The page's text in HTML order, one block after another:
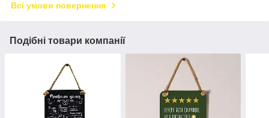
Всі умови повернення
Подібні товари компанії